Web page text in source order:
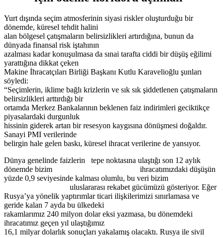
Yurt dışında seçim atmosferinin siyasi riskler oluşturduğu bir
dönemde, küresel tehdit halini
alan bölgesel çatışmaların belirsizlikleri artırdığına, bunun da
dünyada finansal risk iştahının
azalması kadar konuşulmasa da sınai tarafta ciddi bir düşüş eğilimi
yarattığına dikkat çeken
Makine İhracatçıları Birliği Başkanı Kutlu Karavelioğlu şunları
söyledi:
“Seçimlerin, iklime bağlı krizlerin ve sık sık şiddetlenen çatışmaların
belirsizlikleri arttırdığı bir
ortamda Merkez Bankalarının beklenen faiz indirimleri geciktikçe
piyasalardaki durgunluk
hissinin giderek artan bir resesyon kaygısına dönüşmesi doğaldır.
Sanayi PMI verilerinde
belirgin hale gelen baskı, küresel ihracat verilerine de yansıyor.
Dünya genelinde faizlerin tepe noktasına ulaştığı son 12 aylık
dönemde bizim ihracatımızdaki düşüşün
yüzde 0,9 seviyesinde kalması olumlu, bu veri bizim
uluslararası rekabet gücümüzü gösteriyor. Eğer
Rusya’ya yönelik yaptırımlar ticari ilişkilerimizi sınırlamasa ve
geride kalan 7 ayda bu ülkedeki
rakamlarımız 240 milyon dolar eksi yazmasa, bu dönemdeki
ihracatımız geçen yıl ulaştığımız
16,1 milyar dolarlık sonuçları yakalamış olacaktı. Rusya ile sivil